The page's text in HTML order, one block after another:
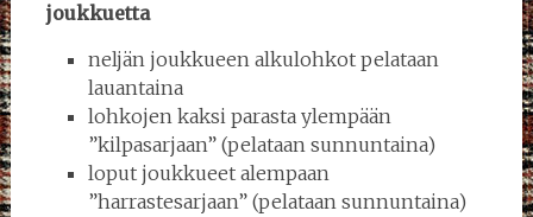
joukkuetta
neljän joukkueen alkulohkot pelataan
lauantaina
lohkojen kaksi parasta ylempään
”kilpasarjaan” (pelataan sunnuntaina)
loput joukkueet alempaan
”harrastesarjaan” (pelataan sunnuntaina)